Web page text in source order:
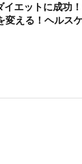
エットに成功
変える！ヘルス